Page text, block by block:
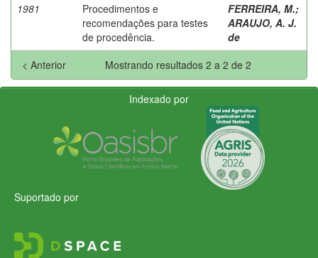
1981
Procedimentos e
recomendações para testes
de procedência.
FERREIRA, M.;
ARAUJO, A. J.
de
Mostrando resultados 2 a 2 de 2
< Anterior
Indexado por
Suportado por